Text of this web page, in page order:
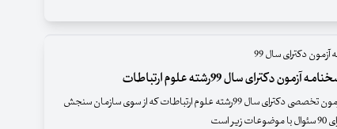
دکترای سال 99
دکترای سال 99رشته علوم ارتباطات
دفترچه سئوالات آزمون تخصصی دکترای سال 99رشته علوم ارتباطات که از سوی سازمان سنجش
است